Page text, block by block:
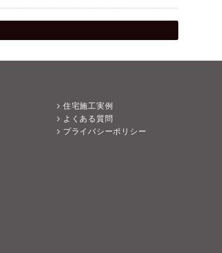
住宅施工実例
よくある質問
プライバシーポリシー